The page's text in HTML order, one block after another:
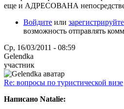
еще и АДРЕСОВАНА
Войдите или
возможность отправлять
Ср, 16/03/2011 - 08:59
Gelendka
участник
Re: вопросы по туристической визе
Написано Natalie: